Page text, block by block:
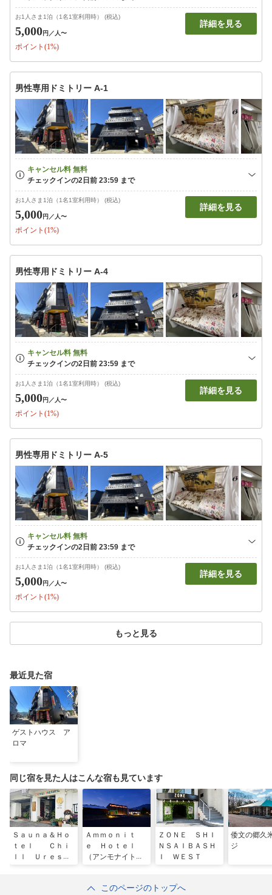
お1人さま1泊（1名1室利用時） (税込)
5,000円 ／人〜
ポイント(1%)
詳細を見る
男性専用ドミトリー A-1
お1人さま1泊（1名1室利用時） (税込)
5,000円 ／人〜
ポイント(1%)
詳細を見る
男性専用ドミトリー A-4
お1人さま1泊（1名1室利用時） (税込)
5,000円 ／人〜
ポイント(1%)
詳細を見る
男性専用ドミトリー A-5
お1人さま1泊（1名1室利用時） (税込)
5,000円 ／人〜
ポイント(1%)
詳細を見る
もっと見る
最近見た宿
ゲストハウス ア
ロマ
同じ宿を見た人はこんな宿も見ています
Ｓａｕｎａ＆Ｈｏ
ｔｅｌ Ｃｈｉ
ｌｌ Ｕｒｅｓｈ
Ａｍｍｏｎｉｔ
ｅ Ｈｏｔｅｌ
（アンモナイトホ
ＺＯＮＥ ＳＨＩ
ＮＳＡＩＢＡＳＨ
Ｉ ＷＥＳＴ
倭文の郷久
ジ
このページのトップへ